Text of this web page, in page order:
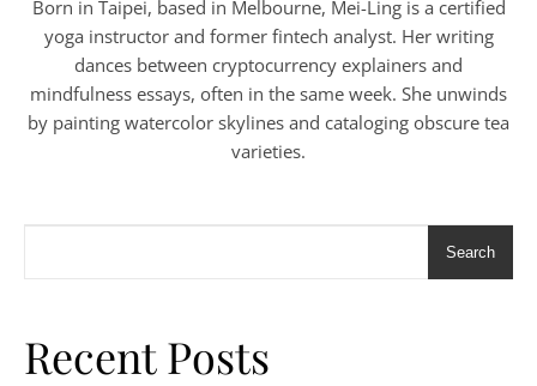
Born in Taipei, based in Melbourne, Mei-Ling is a certified
yoga instructor and former fintech analyst. Her writing
dances between cryptocurrency explainers and
mindfulness essays, often in the same week. She unwinds
by painting watercolor skylines and cataloging obscure tea
varieties.
Search
Recent Posts